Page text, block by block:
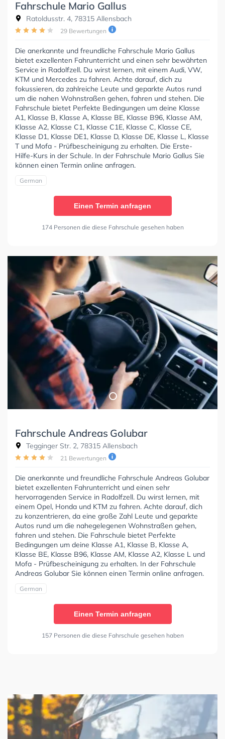
Fahrschule Mario Gallus
Ratoldusstr. 4, 78315 Allensbach
29 Bewertungen
Die anerkannte und freundliche Fahrschule Mario Gallus
bietet exzellenten Fahrunterricht und einen sehr bewährten
Service in Radolfzell. Du wirst lernen, mit einem Audi, VW,
KTM und Mercedes zu fahren. Achte darauf, dich zu
fokussieren, da zahlreiche Leute und geparkte Autos rund
um die nahen Wohnstraßen gehen, fahren und stehen. Die
Fahrschule bietet Perfekte Bedingungen um deine Klasse
A1, Klasse B, Klasse A, Klasse BE, Klasse B96, Klasse AM,
Klasse A2, Klasse C1, Klasse C1E, Klasse C, Klasse CE,
Klasse D1, Klasse DE1, Klasse D, Klasse DE, Klasse L, Klasse
T und Mofa - Prüfbescheinigung zu erhalten. Die Erste-
Hilfe-Kurs in der Schule. In der Fahrschule Mario Gallus Sie
können einen Termin online anfragen.
German
Einen Termin anfragen
174 Personen die diese Fahrschule gesehen haben
Fahrschule Andreas Golubar
Tegginger Str. 2, 78315 Allensbach
21 Bewertungen
Die anerkannte und freundliche Fahrschule Andreas Golubar
bietet exzellenten Fahrunterricht und einen sehr
hervorragenden Service in Radolfzell. Du wirst lernen, mit
einem Opel, Honda und KTM zu fahren. Achte darauf, dich
zu konzentrieren, da eine große Zahl Leute und geparkte
Autos rund um die nahegelegenen Wohnstraßen gehen,
fahren und stehen. Die Fahrschule bietet Perfekte
Bedingungen um deine Klasse A1, Klasse B, Klasse A,
Klasse BE, Klasse B96, Klasse AM, Klasse A2, Klasse L und
Mofa - Prüfbescheinigung zu erhalten. In der Fahrschule
Andreas Golubar Sie können einen Termin online anfragen.
German
Einen Termin anfragen
157 Personen die diese Fahrschule gesehen haben